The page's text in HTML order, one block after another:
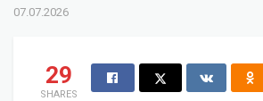
07.07.2026
29
SHARES